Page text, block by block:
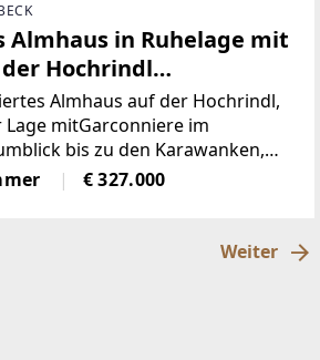
Almhaus in Ruhelage mit
Hochrindl
Almhaus auf der Hochrindl,
mitGarconniere im
bis zu den Karawanken,
den ganzen Tag die Sonne,
in 1600m Seehöhegelegen,
€ 327.000
Weiter